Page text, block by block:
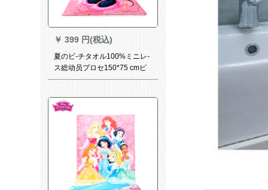
￥ 399 円(税込)
夏のビ-チタオル100%ミニレ-
ス総动员プロセ150*75 cmピ
ンクニ-金150*75 cm